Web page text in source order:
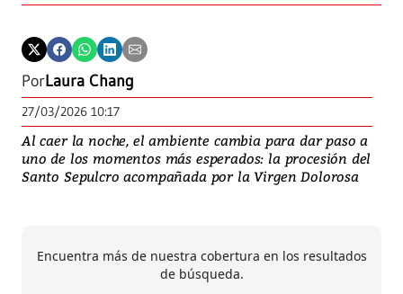
PorLaura Chang
27/03/2026 10:17
Al caer la noche, el ambiente cambia para dar paso a
uno de los momentos más esperados: la procesión del
Santo Sepulcro acompañada por la Virgen Dolorosa
Encuentra más de nuestra cobertura en los resultados
de búsqueda.